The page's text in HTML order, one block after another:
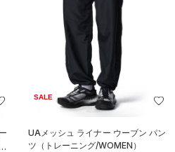
SALE
UAメッシュ ライナー ウーブン パン
ツ（トレーニング/WOMEN）